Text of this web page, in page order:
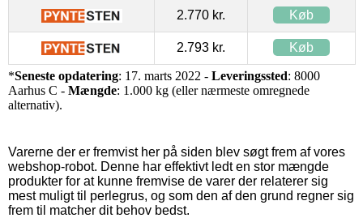
2.770 kr. Køb
2.793 kr. Køb
*Seneste opdatering: 17. marts 2022 - Leveringssted: 8000
Aarhus C - Mængde: 1.000 kg (eller nærmeste omregnede
alternativ).
Varerne der er fremvist her på siden blev søgt frem af vores
webshop-robot. Denne har effektivt ledt en stor mængde
produkter for at kunne fremvise de varer der relaterer sig
mest muligt til perlegrus, og som den af den grund regner sig
frem til matcher dit behov bedst.